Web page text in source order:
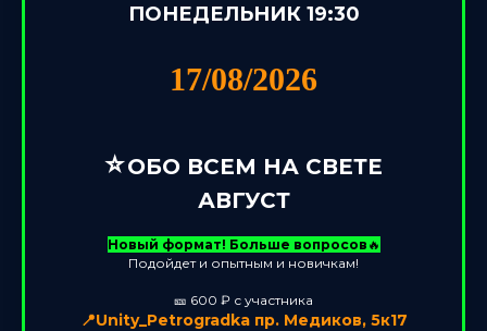
ПОНЕДЕЛЬНИК 19:30
17/08/2026
⭐️ОБО ВСЕМ НА СВЕТЕ
АВГУСТ
Новый формат! Больше вопросов 🔥
Подойдет и опытным и новичкам!
🎫 600 ₽ с участника
📍Unity_Petrogradka пр. Медиков, 5к17